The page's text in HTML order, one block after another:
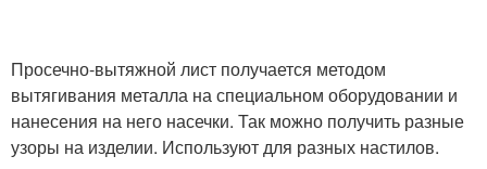
Просечно-вытяжной лист получается методом
вытягивания металла на специальном оборудовании и
нанесения на него насечки. Так можно получить разные
узоры на изделии. Используют для разных настилов.